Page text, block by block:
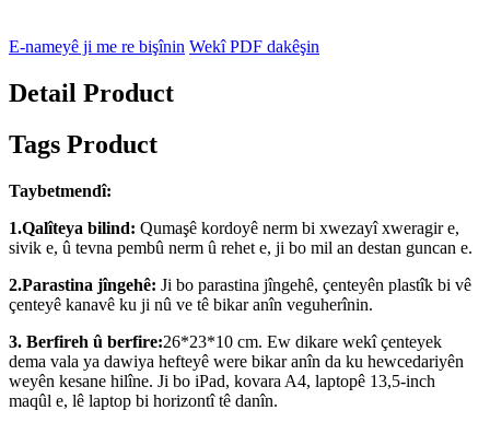
E-nameyê ji me re bişînin Wekî PDF dakêşin
Detail Product
Tags Product
Taybetmendî:
1.Qalîteya bilind: Qumaşê kordoyê nerm bi xwezayî xweragir e,
sivik e, û tevna pembû nerm û rehet e, ji bo mil an destan guncan e.
2.Parastina jîngehê: Ji bo parastina jîngehê, çenteyên plastîk bi vê
çenteyê kanavê ku ji nû ve tê bikar anîn veguherînin.
3. Berfireh û berfire:26*23*10 cm. Ew dikare wekî çenteyek
dema vala ya dawiya hefteyê were bikar anîn da ku hewcedariyên
weyên kesane hilîne. Ji bo iPad, kovara A4, laptopê 13,5-inch
maqûl e, lê laptop bi horizontî tê danîn.